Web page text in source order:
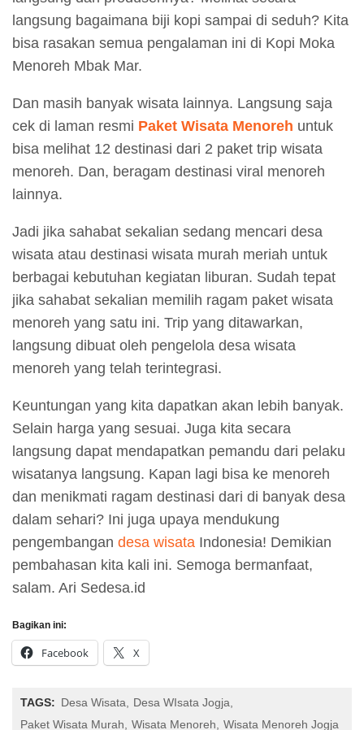
langsung bagaimana biji kopi sampai di seduh? Kita
bisa rasakan semua pengalaman ini di Kopi Moka
Menoreh Mbak Mar.
Dan masih banyak wisata lainnya. Langsung saja
cek di laman resmi Paket Wisata Menoreh untuk
bisa melihat 12 destinasi dari 2 paket trip wisata
menoreh. Dan, beragam destinasi viral menoreh
lainnya.
Jadi jika sahabat sekalian sedang mencari desa
wisata atau destinasi wisata murah meriah untuk
berbagai kebutuhan kegiatan liburan. Sudah tepat
jika sahabat sekalian memilih ragam paket wisata
menoreh yang satu ini. Trip yang ditawarkan,
langsung dibuat oleh pengelola desa wisata
menoreh yang telah terintegrasi.
Keuntungan yang kita dapatkan akan lebih banyak.
Selain harga yang sesuai. Juga kita secara
langsung dapat mendapatkan pemandu dari pelaku
wisatanya langsung. Kapan lagi bisa ke menoreh
dan menikmati ragam destinasi dari di banyak desa
dalam sehari? Ini juga upaya mendukung
pengembangan desa wisata Indonesia! Demikian
pembahasan kita kali ini. Semoga bermanfaat,
salam. Ari Sedesa.id
Bagikan ini:
Facebook X
TAGS: Desa Wisata
Desa WIsata Jogja
Paket Wisata Murah
Wisata Menoreh Wisata Menoreh Jogja